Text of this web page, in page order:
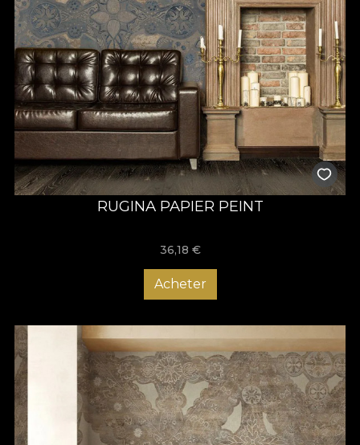
RUGINA PAPIER PEINT
36,18 €
Acheter